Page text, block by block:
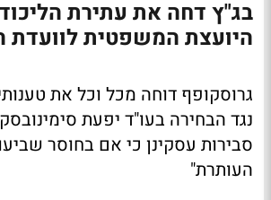
בג"ץ דחה את עתירת הליכוד
היועצת המשפטית לוועדת
גרוסקופף דוחה מכל וכל את
נגד הבחירה בעו"ד יפעת
סבירות עסקינן כי אם בחוסר
העותרת"